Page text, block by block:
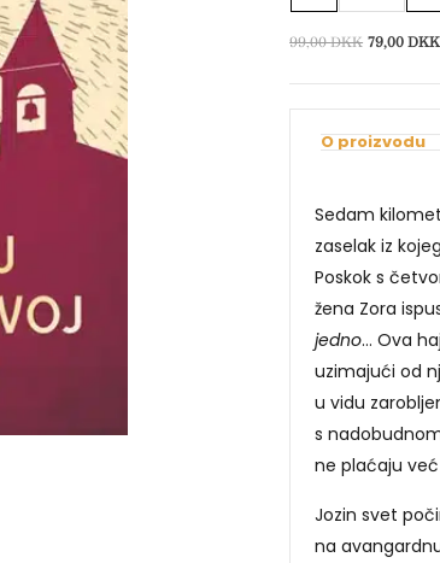
Poskokovoj
Dragi
99,00DKK Izvorna
99,00
79,00DKK
O proizvodu
Sedam
zaselak iz
Poskok s
žena Zora
jedno… Ova
uzimajući od
u vidu
s
ne plaćaju
Jozin svet
na